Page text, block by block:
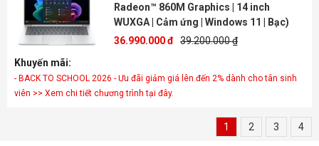
Radeon™ 860M Graphics | 14 inch
WUXGA | Cảm ứng | Windows 11 | Bạc)
36.990.000 đ 39.200.000 ₫
Khuyến mãi:
- BACK TO SCHOOL 2026 - Ưu đãi giảm giá lên đến 2% dành cho tân sinh
viên >> Xem chi tiết chương trình tại đây.
1 2 3 4